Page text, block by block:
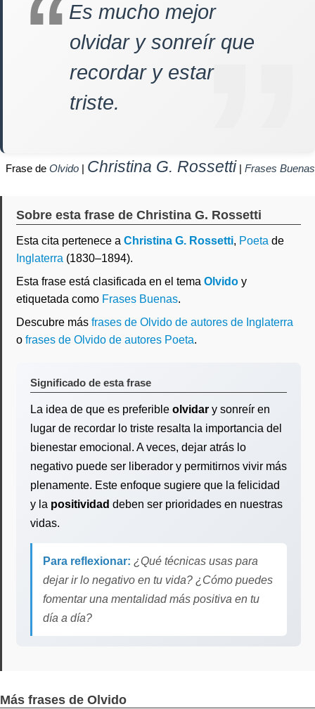
Es mucho mejor
olvidar y sonreír que
recordar y estar
triste.
Frase de Olvido | Christina G. Rossetti | Frases Buenas
Sobre esta frase de Christina G. Rossetti
Esta cita pertenece a Christina G. Rossetti, Poeta de
Inglaterra (1830–1894).
Esta frase está clasificada en el tema Olvido y
etiquetada como Frases Buenas.
Descubre más frases de Olvido de autores de Inglaterra
o frases de Olvido de autores Poeta.
Significado de esta frase
La idea de que es preferible olvidar y sonreír en
lugar de recordar lo triste resalta la importancia del
bienestar emocional. A veces, dejar atrás lo
negativo puede ser liberador y permitirnos vivir más
plenamente. Este enfoque sugiere que la felicidad
y la positividad deben ser prioridades en nuestras
vidas.
Para reflexionar: ¿Qué técnicas usas para
dejar ir lo negativo en tu vida? ¿Cómo puedes
fomentar una mentalidad más positiva en tu
día a día?
Más frases de Olvido